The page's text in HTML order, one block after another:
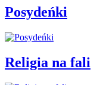
Posydeńki
Religia na fali